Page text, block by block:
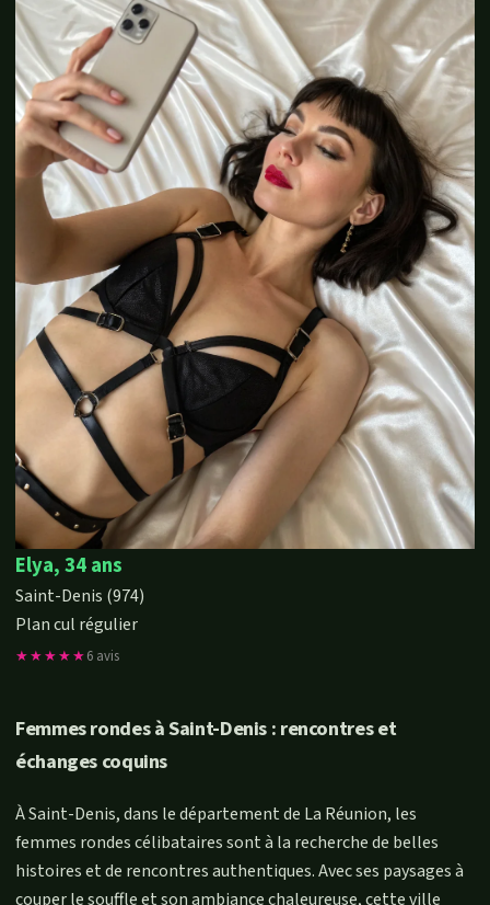
Elya, 34 ans
Saint-Denis (974)
Plan cul régulier
★★★★★6 avis
Femmes rondes à Saint-Denis : rencontres et
échanges coquins
À Saint-Denis, dans le département de La Réunion, les
femmes rondes célibataires sont à la recherche de belles
histoires et de rencontres authentiques. Avec ses paysages à
couper le souffle et son ambiance chaleureuse, cette ville